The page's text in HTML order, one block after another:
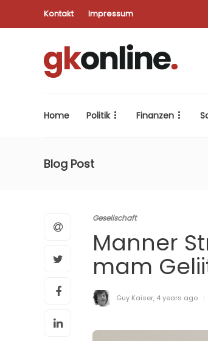
Kontakt Impressum
Home Politik Finanzen
Blog Post
Gesellschaft
Manner
mam
Guy Kaiser, 4 years ago